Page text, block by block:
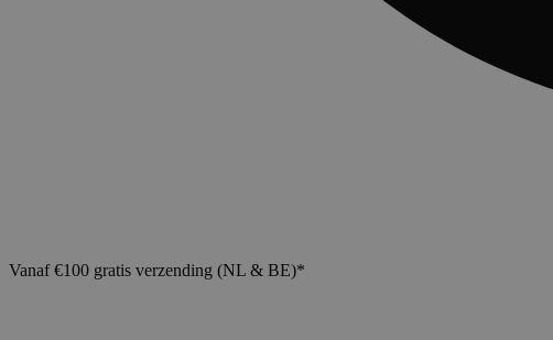
Vanaf €100 gratis verzending (NL & BE)*